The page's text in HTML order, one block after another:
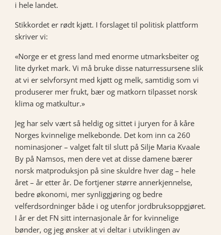
i hele landet.
Stikkordet er rødt kjøtt. I forslaget til politisk plattform
skriver vi:
«Norge er et gress land med enorme utmarksbeiter og
lite dyrket mark. Vi må bruke disse naturressursene slik
at vi er selvforsynt med kjøtt og melk, samtidig som vi
produserer mer frukt, bær og matkorn tilpasset norsk
klima og matkultur.»
Jeg har selv vært så heldig og sittet i juryen for å kåre
Norges kvinnelige melkebonde. Det kom inn ca 260
nominasjoner – valget falt til slutt på Silje Maria Kvaale
By på Namsos, men dere vet at disse damene bærer
norsk matproduksjon på sine skuldre hver dag – hele
året – år etter år. De fortjener større annerkjennelse,
bedre økonomi, mer synliggjøring og bedre
velferdsordninger både i og utenfor jordbruksoppgjøret.
I år er det FN sitt internasjonale år for kvinnelige
bønder, og jeg ønsker at vi deltar i utviklingen av